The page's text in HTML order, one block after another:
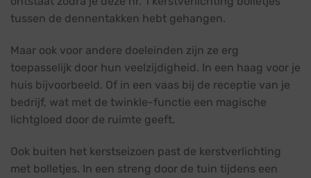
tussen de dennentakken hebt gehangen.
Maar ook voor andere doeleinden zijn ze erg
toepasselijk door hun veelzijdigheid. In een haag voor je
huis bijvoorbeeld. Of in een vaas bij de receptie van je
bedrijf, wat met de twinkle-functie een magische
lichtgloed door de ruimte geeft.
Ook buiten het kerstseizoen past de kerstverlichting
met bolletjes. In een streng door de tuin tijdens een